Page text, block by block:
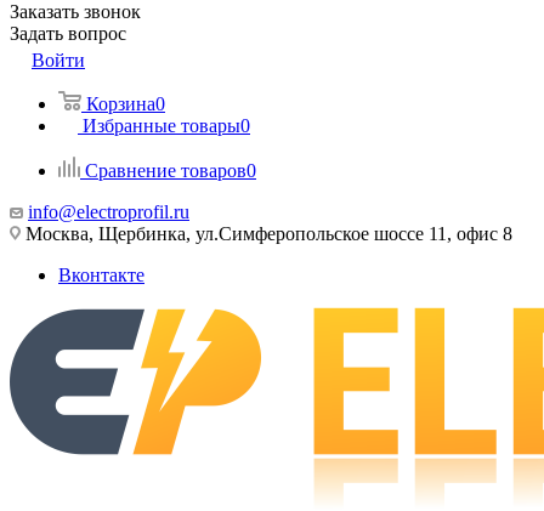
Заказать звонок
Задать вопрос
Войти
Корзина0
Избранные товары0
Сравнение товаров0
info@electroprofil.ru
Москва, Щербинка, ул.Симферопольское шоссе 11, офис 8
Вконтакте